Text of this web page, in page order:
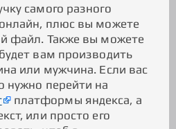
самого разного
плюс вы можете
файл. Также вы можете
вам производить
или мужчина. Если вас
нужно перейти на
платформы яндекса, а
или просто его